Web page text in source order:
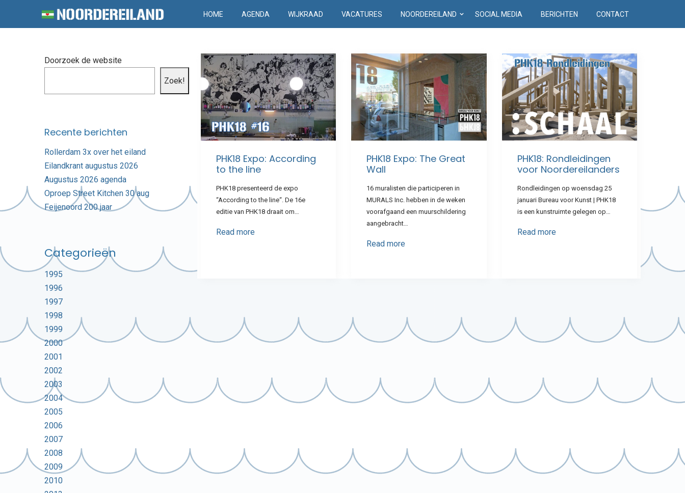
HOME AGENDA WIJKRAAD VACATURES NOORDEREILAND SOCIAL MEDIA BERICHTEN CONTACT
PHK18 Expo: According
to the line
PHK18 presenteerd de expo
“According to the line“. De 16e
editie van PHK18 draait om…
Read more
PHK18 Expo: The Great
Wall
16 muralisten die participeren in
MURALS Inc. hebben in de weken
voorafgaand een muurschildering
aangebracht…
Read more
PHK18: Rondleidingen
voor Noordereilanders
Rondleidingen op woensdag 25
januari Bureau voor Kunst | PHK18
is een kunstruimte gelegen op…
Read more
Doorzoek de website
Zoek!
Recente berichten
Rollerdam 3x over het eiland
Eilandkrant augustus 2026
Augustus 2026 agenda
Oproep Street Kitchen 30 aug
Feijenoord 200 jaar
Categorieën
1995
1996
1997
1998
1999
2000
2001
2002
2003
2004
2005
2006
2007
2008
2009
2010